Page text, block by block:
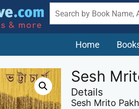
Home
Sesh
Details
Sesh Mrito